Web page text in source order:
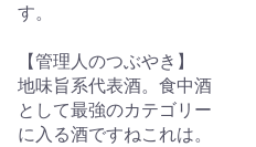
す。
【管理人のつぶやき】
地味旨系代表酒。食中酒
として最強のカテゴリー
に入る酒ですねこれは。